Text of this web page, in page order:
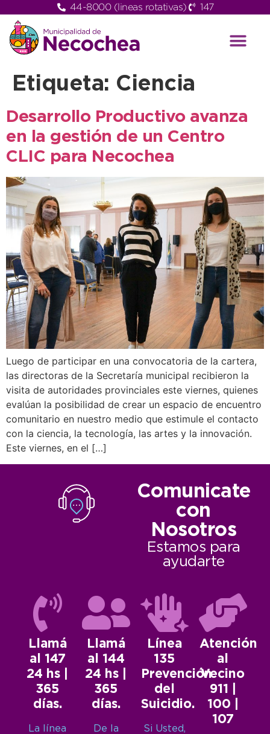
44-8000 (lineas rotativas) 147
Etiqueta: Ciencia
Desarrollo Productivo avanza
en la gestión de un Centro
CLIC para Necochea
Luego de participar en una convocatoria de la cartera,
las directoras de la Secretaría municipal recibieron la
visita de autoridades provinciales este viernes, quienes
evalúan la posibilidad de crear un espacio de encuentro
comunitario en nuestro medio que estimule el contacto
con la ciencia, la tecnología, las artes y la innovación.
Este viernes, en el […]
Comunicate
con
Nosotros
Estamos para
ayudarte
Llamá
al 147
24 hs |
365
días.
La línea
Llamá
al 144
24 hs |
365
días.
De la
Línea
135
Prevención
del
Suicidio.
Si Usted,
Atención
al
Vecino
911 |
100 |
107